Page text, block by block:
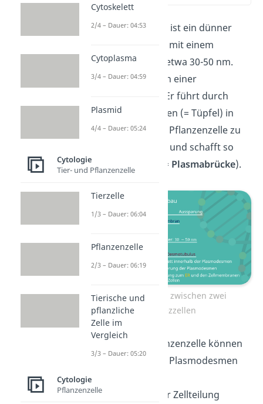
Ein Plasmodesmos ist ein dünner
Strang aus Plasma mit einem
Durchmesser von etwa 30-50 nm.
Umgeben ist er von einer
Plasmamembran. Er führt durch
kleine Aussparungen (= Tüpfel) in
der Zellwand einer Pflanzenzelle zu
einer Nachbarzelle und schafft so
eine Verbindung (= Plasmabrücke).
Plasmodesmos zwischen zwei
Pflanzezzellen
Innerhalb der Pflanzenzelle können
sich auch mehrere Plasmodesmen
befinden.
Da sie während der Zellteilung
Cytoskelett
2/4 – Dauer: 04:53
Cytoplasma
3/4 – Dauer: 04:59
Plasmid
4/4 – Dauer: 05:24
Cytologie
Tier- und Pflanzenzelle
Tierzelle
1/3 – Dauer: 06:04
Pflanzenzelle
2/3 – Dauer: 06:19
Tierische und
pflanzliche
Zelle im
Vergleich
3/3 – Dauer: 05:20
Cytologie
Pflanzenzelle